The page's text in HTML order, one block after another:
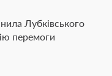
Лубківського
перемоги